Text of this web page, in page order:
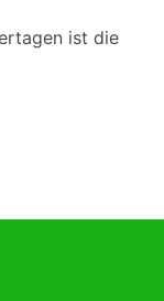
ist die